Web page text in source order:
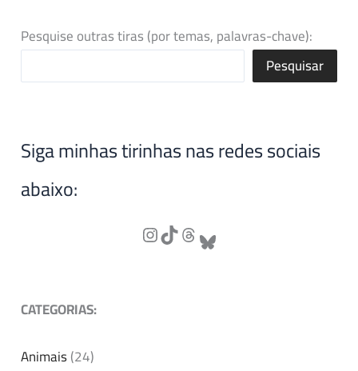
Pesquise outras tiras (por temas, palavras-chave):
Pesquisar
Siga minhas tirinhas nas redes sociais
abaixo:
CATEGORIAS:
Animais(24)